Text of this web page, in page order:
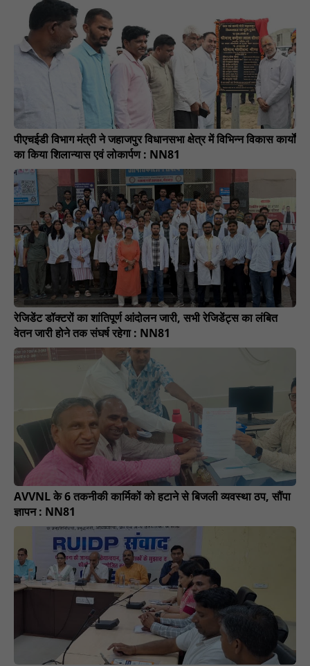
पीएचईडी विभाग मंत्री ने जहाजपुर विधानसभा क्षेत्र में विभिन्न विकास कार्यों
का किया शिलान्यास एवं लोकार्पण : NN81
रेजिडेंट डॉक्टरों का शांतिपूर्ण आंदोलन जारी, सभी रेजिडेंट्स का लंबित
वेतन जारी होने तक संघर्ष रहेगा : NN81
AVVNL के 6 तकनीकी कार्मिकों को हटाने से बिजली व्यवस्था ठप, सौंपा
ज्ञापन : NN81